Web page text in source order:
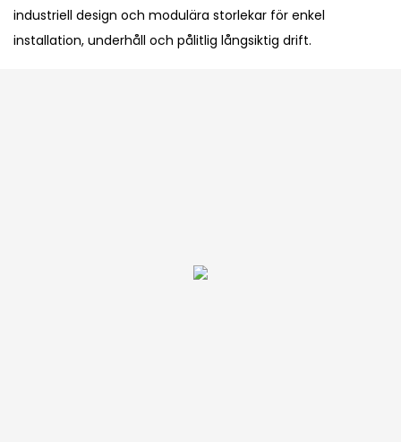
industriell design och modulära storlekar för enkel
installation, underhåll och pålitlig långsiktig drift.